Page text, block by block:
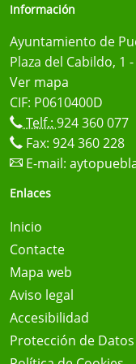
Información
Ayuntamiento de
Plaza del Cabildo, 1
Ver mapa
CIF: P0610400D
Telf.: 924 360 077
Fax: 924 360 228
E-mail:
Enlaces
Inicio
Contacte
Mapa web
Aviso legal
Accesibilidad
Protección de Datos